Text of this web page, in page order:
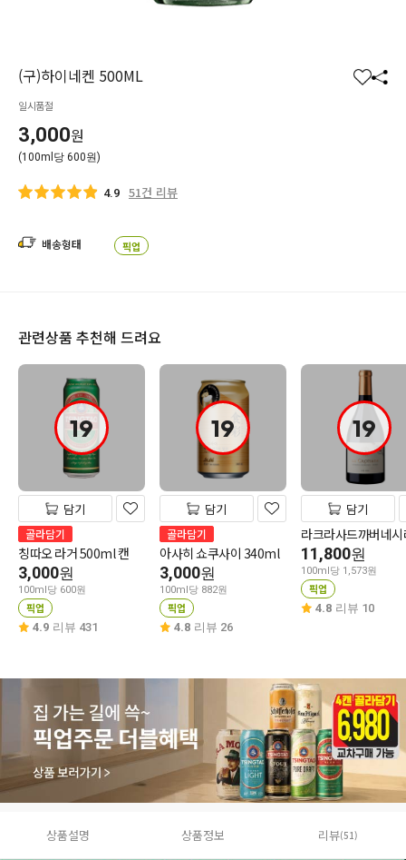
(구)하이네켄 500ML
찜 공
일시품절
3,000원
(100ml당 600원)
4.9 51건 리뷰
배송형태 픽업
관련상품 추천해 드려요
19
담기
골라담기
칭따오 라거 500ml 캔
3,000원
100ml당 600원
픽업
4.9 리뷰 431
19
담기
골라담기
아사히 쇼쿠사이 340ml
3,000원
100ml당 882원
픽업
4.8 리뷰 26
19
담기
라크라사드까버네시
11,800원
100ml당 1,573원
픽업
4.8 리뷰 10
상품설명 상품정보 리뷰(51)